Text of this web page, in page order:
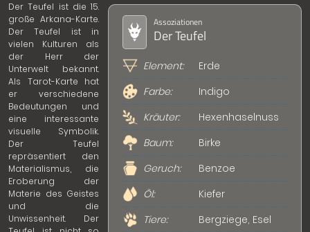
Assoziationen
Der Teufel
Element:
Erde
Farbe:
Indigo
Kräuter:
Hexenhaselnuss
Baum:
Birke
Geruch:
Benzoe
Öl:
Kiefer
Tiere:
Bergziege, Esel
Der Teufel ist die 15.
große Arkana-Karte.
Der Teufel ist in
vielen Kulturen als
der Herr der
Unterwelt bekannt.
Als Tarot-Karte hat
er verschiedene
Bedeutungen und
eine interessante
visuelle Symbolik.
Der Teufel
repräsentiert den
Materialismus, die
Eroberung der
Materie des Geistes
und die
Unwissenheit. Der